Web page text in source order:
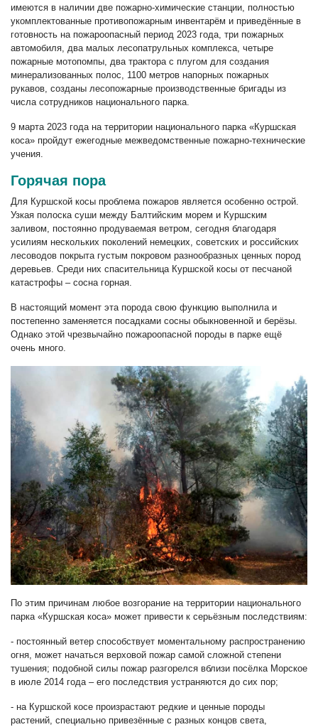
имеются в наличии две пожарно-химические станции, полностью
укомплектованные противопожарным инвентарём и приведённые в
готовность на пожароопасный период 2023 года, три пожарных
автомобиля, два малых лесопатрульных комплекса, четыре
пожарные мотопомпы, два трактора с плугом для создания
минерализованных полос, 1100 метров напорных пожарных
рукавов, созданы лесопожарные производственные бригады из
числа сотрудников национального парка.
9 марта 2023 года на территории национального парка «Куршская
коса» пройдут ежегодные межведомственные пожарно-технические
учения.
Горячая пора
Для Куршской косы проблема пожаров является особенно острой.
Узкая полоска суши между Балтийским морем и Куршским
заливом, постоянно продуваемая ветром, сегодня благодаря
усилиям нескольких поколений немецких, советских и российских
лесоводов покрыта густым покровом разнообразных ценных пород
деревьев. Среди них спасительница Куршской косы от песчаной
катастрофы – сосна горная.
В настоящий момент эта порода свою функцию выполнила и
постепенно заменяется посадками сосны обыкновенной и берёзы.
Однако этой чрезвычайно пожароопасной породы в парке ещё
очень много.
По этим причинам любое возгорание на территории национального
парка «Куршская коса» может привести к серьёзным последствиям:
- постоянный ветер способствует моментальному распространению
огня, может начаться верховой пожар самой сложной степени
тушения; подобной силы пожар разгорелся вблизи посёлка Морское
в июле 2014 года – его последствия устраняются до сих пор;
- на Куршской косе произрастают редкие и ценные породы
растений, специально привезённые с разных концов света,